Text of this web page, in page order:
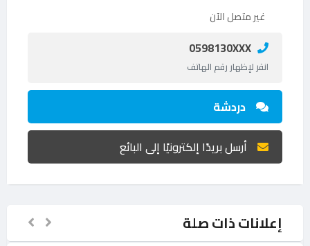
غير متصل الآن
0598130XXX
انقر لإظهار رقم الهاتف
دردشة
أرسل بريدًا إلكترونيًا إلى البائع
إعلانات ذات صلة